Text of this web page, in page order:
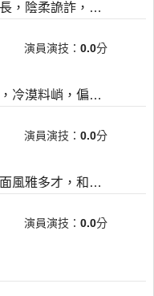
上海派遣軍特務機關長，陰柔詭詐，歹毒無情。外表英俊，氣質風流。詩人之才，巨盜之貪，間諜之詐，兼而有之；極度渴望財富名利，並非為了享受，而是自證成功。
演員演技： 0.0分
第一剿匪大隊大隊長，冷漠料峭，偏執狠厲。自幼被當做殺人器養成，卻險些命喪豢養者之手；集九州寒鐵鑄成他這一把殺人刀，卻偏偏被迫投入偽總隊這個火獄熔爐。
演員演技： 0.0分
一流的間諜捕手，表面風雅多才，和藹誠懇，實則狡詐多智，有仇必報。深悉人情世故和官場政治，挑動糾紛，玩弄人性是其興趣所在，追捕內奸不過是謀生手段。
演員演技： 0.0分